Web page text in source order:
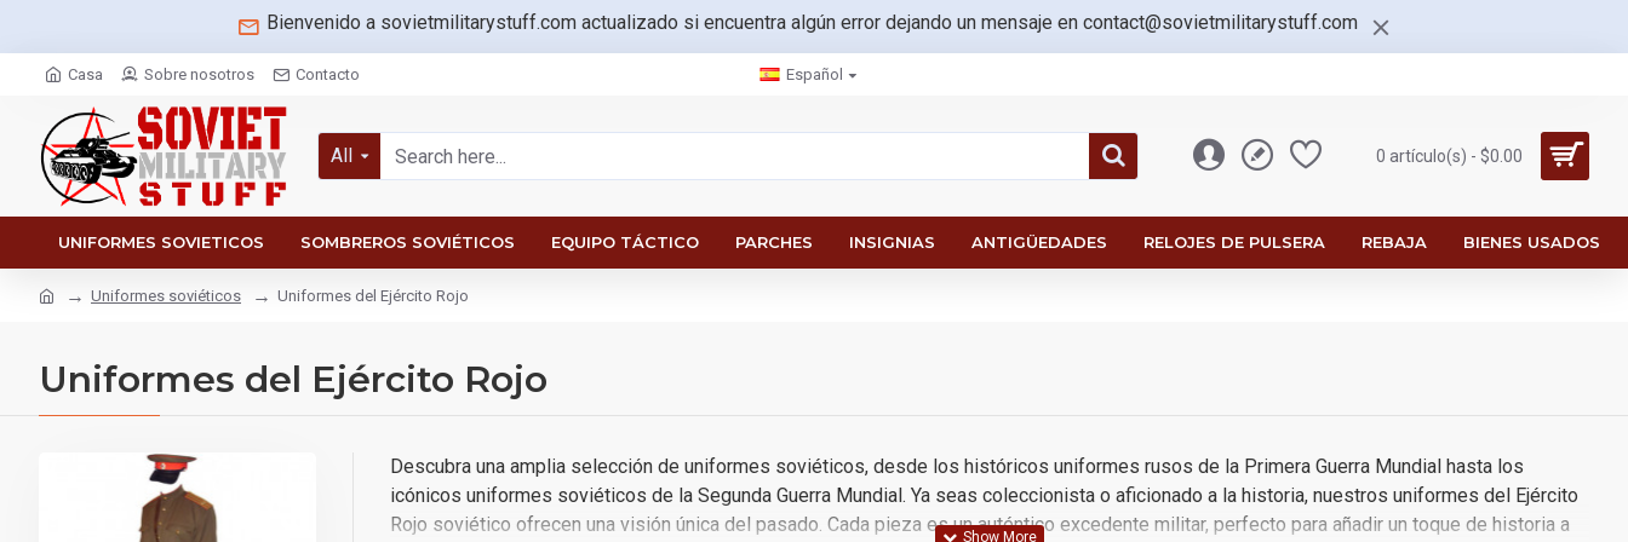
Bienvenido a sovietmilitarystuff.com actualizado si encuentra algún error dejando un mensaje en contact@sovietmilitarystuff.com
Casa Sobre nosotros Contacto Español
All 0 artículo(s) - $0.00
UNIFORMES SOVIETICOS SOMBREROS SOVIÉTICOS EQUIPO TÁCTICO PARCHES INSIGNIAS ANTIGÜEDADES RELOJES DE PULSERA REBAJA BIENES USADOS
Uniformes soviéticos Uniformes del Ejército Rojo
Uniformes del Ejército Rojo
Descubra una amplia selección de uniformes soviéticos, desde los históricos uniformes rusos de la Primera Guerra Mundial hasta los
icónicos uniformes soviéticos de la Segunda Guerra Mundial. Ya seas coleccionista o aficionado a la historia, nuestros uniformes del Ejército
Rojo soviético ofrecen una visión única del pasado. Cada pieza es un auténtico excedente militar, perfecto para añadir un toque de historia a